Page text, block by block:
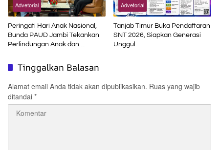
Advetorial
Peringati Hari Anak Nasional,
Bunda PAUD Jambi Tekankan
Perlindungan Anak dan
Advetorial
Tanjab Timur Buka Pendaftaran
SNT 2026, Siapkan Generasi
Unggul
Tinggalkan Balasan
Alamat email Anda tidak akan dipublikasikan. Ruas yang wajib
ditandai *